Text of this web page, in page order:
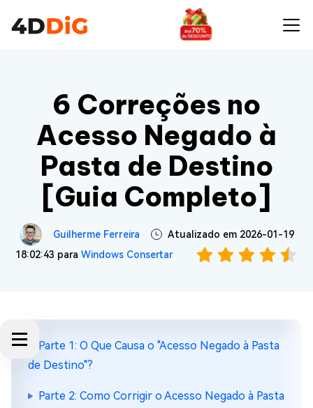
6 Correções no
Acesso Negado à
Pasta de Destino
[Guia Completo]
Guilherme Ferreira
Atualizado em 2026-01-19
18:02:43 para Windows Consertar
Parte 1: O Que Causa o "Acesso Negado à Pasta
de Destino"?
Parte 2: Como Corrigir o Acesso Negado à Pasta